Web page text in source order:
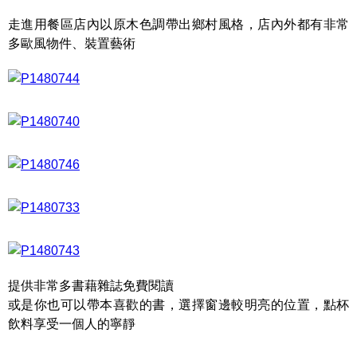
走進用餐區店內以原木色調帶出鄉村風格，店內外都有非常
多歐風物件、裝置藝術
提供非常多書藉雜誌免費閱讀
或是你也可以帶本喜歡的書，選擇窗邊較明亮的位置，點杯
飲料享受一個人的寧靜